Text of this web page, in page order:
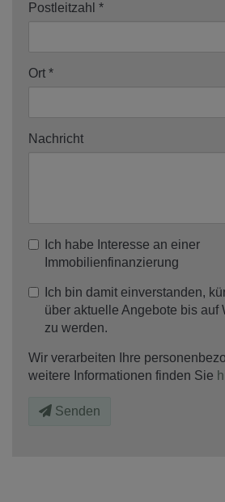
Postleitzahl
Ort
Nachricht
Ich habe Interesse an einer
Immobilienfinanzierung
Ich bin damit einverstanden,
über aktuelle Angebote bis auf
zu werden.
Wir verarbeiten Ihre
weitere Informationen finden Sie
Senden